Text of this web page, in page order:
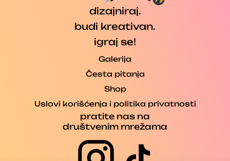
dizajniraj.
budi kreativan.
igraj se!
Galerija
Česta pitanja
Shop
Uslovi korišćenja i politika privatnosti
pratite nas na
društvenim mrežama